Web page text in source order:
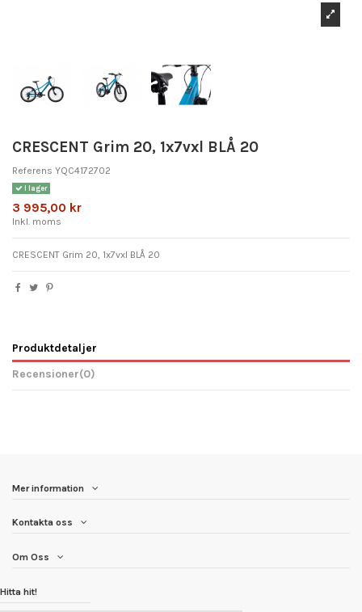
CRESCENT Grim 20, 1x7vxl BLÅ 20
Referens YQC4172702
I lager
3 995,00 kr
Inkl. moms
CRESCENT Grim 20, 1x7vxl BLÅ 20
Produktdetaljer
Recensioner(0)
Mer information
Kontakta oss
Om Oss
Hitta hit!